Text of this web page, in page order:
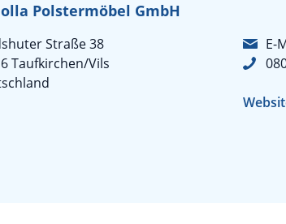
Polstermöbel GmbH
Straße 38
Taufkirchen/Vils
E-